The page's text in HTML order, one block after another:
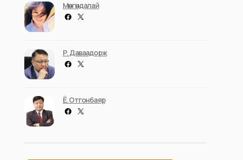
Мөнгөндалай
Р. Даваадорж
Ё. Отгонбаяр